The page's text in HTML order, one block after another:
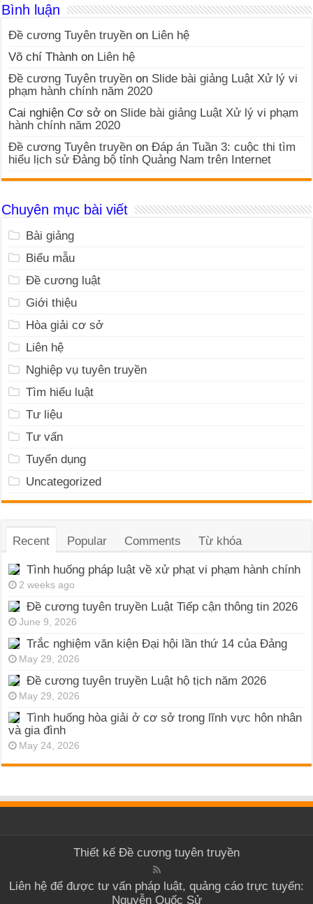
Bình luận
Đề cương Tuyên truyền on Liên hệ
Võ chí Thành on Liên hệ
Đề cương Tuyên truyền on Slide bài giảng Luật Xử lý vi
phạm hành chính năm 2020
Cai nghiện Cơ sở on Slide bài giảng Luật Xử lý vi phạm
hành chính năm 2020
Đề cương Tuyên truyền onĐáp án Tuần 3: cuộc thi tìm
hiểu lịch sử Đảng bộ tỉnh Quảng Nam trên Internet
Chuyên mục bài viết
Bài giảng
Biểu mẫu
Đề cương luật
Giới thiệu
Hòa giải cơ sở
Liên hệ
Nghiệp vụ tuyên truyền
Tìm hiểu luật
Tư liệu
Tư vấn
Tuyển dụng
Uncategorized
Recent Popular Comments Từ khóa
Tình huống pháp luật về xử phạt vi phạm hành chính
2 weeks ago
Đề cương tuyên truyền Luật Tiếp cận thông tin 2026
June 9, 2026
Trắc nghiệm văn kiện Đại hội lần thứ 14 của Đảng
May 29, 2026
Đề cương tuyên truyền Luật hộ tịch năm 2026
May 29, 2026
Tình huống hòa giải ở cơ sở trong lĩnh vực hôn nhân
và gia đình
May 24, 2026
Thiết kế Đề cương tuyên truyền
Liên hệ để được tư vấn pháp luật, quảng cáo trực tuyến:
Nguyễn Quốc Sử